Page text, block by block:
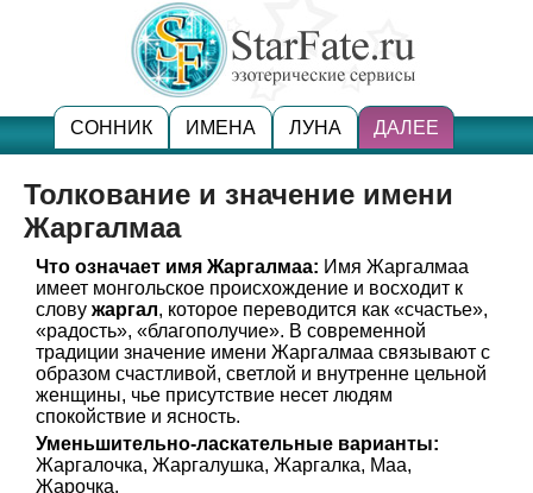
СОННИК ИМЕНА ЛУНА ДАЛЕЕ
Толкование и значение имени
Жаргалмаа
Что означает имя Жаргалмаа: Имя Жаргалмаа
имеет монгольское происхождение и восходит к
слову жаргал, которое переводится как «счастье»,
«радость», «благополучие». В современной
традиции значение имени Жаргалмаа связывают с
образом счастливой, светлой и внутренне цельной
женщины, чье присутствие несет людям
спокойствие и ясность.
Уменьшительно-ласкательные варианты:
Жаргалочка, Жаргалушка, Жаргалка, Маа,
Жарочка.